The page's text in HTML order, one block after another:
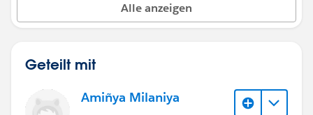
Alle anzeigen
Geteilt mit
Amiñya Milaniya